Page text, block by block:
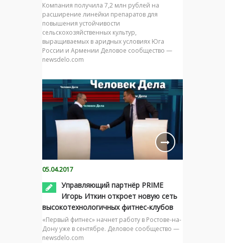
Компания получила 7,2 млн рублей на
расширение линейки препаратов для
повышения устойчивости
сельскохозяйственных культур,
выращиваемых в аридных условиях Юга
России и Армении Деловое сообщество —
newsdelo.com
05.04.2017
Управляющий партнёр PRIME
Игорь Иткин откроет новую сеть
высокотехнологичных фитнес-клубов
«Первый фитнес» начнет работу в Ростове-на-
Дону уже в сентябре. Деловое сообщество —
newsdelo.com